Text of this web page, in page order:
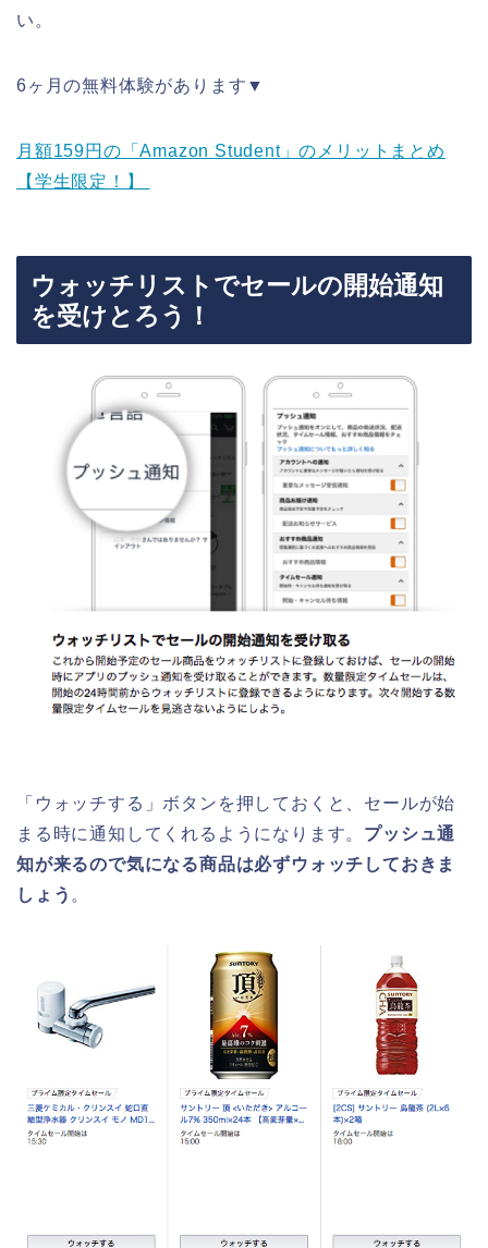
い。
6ヶ月の無料体験があります▼
月額159円の「Amazon Student」のメリットまとめ
【学生限定！】
ウォッチリストでセールの開始通知
を受けとろう！
「ウォッチする」ボタンを押しておくと、セールが始
まる時に通知してくれるようになります。 プッシュ通
知が来るので気になる商品は必ずウォッチしておきま
しょう 。